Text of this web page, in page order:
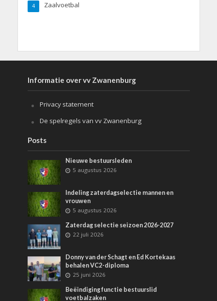
Zaalvoetbal
4
Informatie over vv Zwanenburg
Privacy statement
De spelregels van vv Zwanenburg
Posts
Nieuwe bestuursleden
5 augustus 2026
Indeling zaterdagselectie mannen en
vrouwen
5 augustus 2026
Zaterdag selectie seizoen 2026-2027
22 juli 2026
Donny van der Schagt en Ed Kortekaas
behalen VC2-diploma
25 juni 2026
Beëindiging functie bestuurslid
voetbalzaken